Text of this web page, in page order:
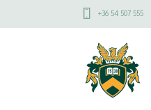
Felső
menü
+36 54 507 555